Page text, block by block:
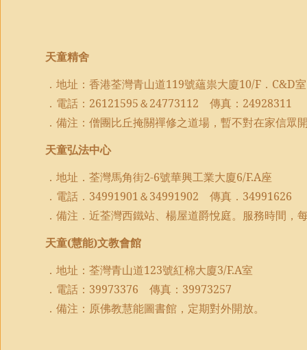
天童精舍
．地址：香港荃灣青山道119號蘊祟大廈10/F ． C&D室
．電話： 26121595＆24773112 傳真： 24928311
．備注：僧團比丘掩關禪修之道場，暫不對在家信眾
天童弘法中心
．地址．荃灣馬角街2-6號華興工業大廈6/F.A座
．電話． 34991901＆34991902 傳真． 34991626
．備注．近荃灣西鐵站、楊屋道爵悅庭。服務時間，
天童(慧能)文教會館
．地址：荃灣青山道123號紅棉大廈3/F.A室
．電話： 39973376 傳真： 39973257
．備注：原佛教慧能圖書館，定期對外開放。